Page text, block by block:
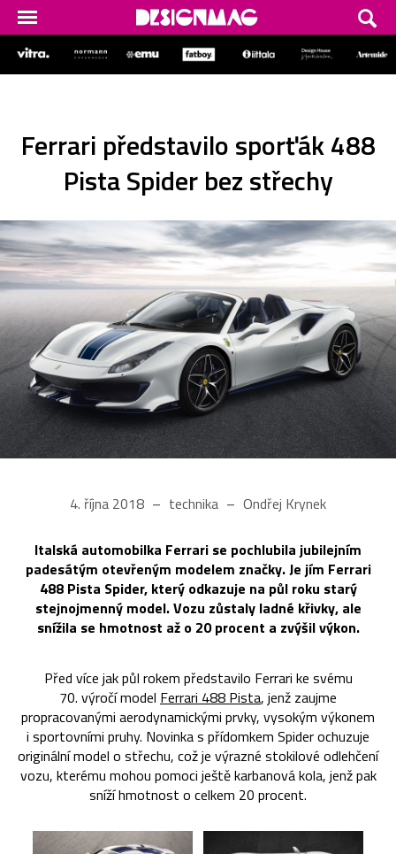
Ferrari představilo sporťák 488
Pista Spider bez střechy
4. října 2018 technika Ondřej Krynek
Italská automobilka Ferrari se pochlubila jubilejním
padesátým otevřeným modelem značky. Je jím Ferrari
488 Pista Spider, který odkazuje na půl roku starý
stejnojmenný model. Vozu zůstaly ladné křivky, ale
snížila se hmotnost až o 20 procent a zvýšil výkon.
Před více jak půl rokem představilo Ferrari ke svému
70. výročí model Ferrari 488 Pista, jenž zaujme
propracovanými aerodynamickými prvky, vysokým výkonem
i sportovními pruhy. Novinka s přídomkem Spider ochuzuje
originální model o střechu, což je výrazné stokilové odlehčení
vozu, kterému mohou pomoci ještě karbanová kola, jenž pak
sníží hmotnost o celkem 20 procent.